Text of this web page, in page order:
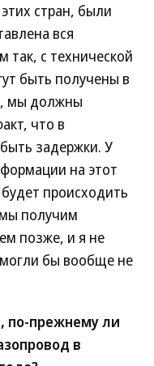
стран, были
вся
так, с технической
быть получены в
мы должны
что в
задержки. У
на этот
происходить
получим
позже, и я не
бы вообще не
по-прежнему ли
в